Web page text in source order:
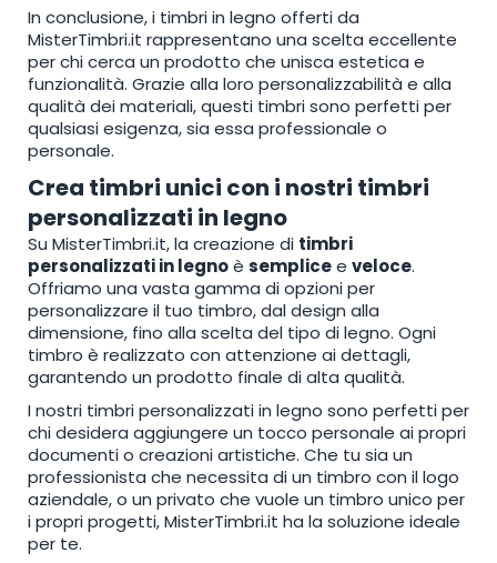
In conclusione, i timbri in legno offerti da
MisterTimbri.it rappresentano una scelta eccellente
per chi cerca un prodotto che unisca estetica e
funzionalità. Grazie alla loro personalizzabilità e alla
qualità dei materiali, questi timbri sono perfetti per
qualsiasi esigenza, sia essa professionale o
personale.
Crea timbri unici con i nostri timbri
personalizzati in legno
Su MisterTimbri.it, la creazione di timbri
personalizzati in legnoè semplicee veloce.
Offriamo una vasta gamma di opzioni per
personalizzare il tuo timbro, dal design alla
dimensione, fino alla scelta del tipo di legno. Ogni
timbro è realizzato con attenzione ai dettagli,
garantendo un prodotto finale di alta qualità.
I nostri timbri personalizzati in legno sono perfetti per
chi desidera aggiungere un tocco personale ai propri
documenti o creazioni artistiche. Che tu sia un
professionista che necessita di un timbro con il logo
aziendale, o un privato che vuole un timbro unico per
i propri progetti, MisterTimbri.it ha la soluzione ideale
per te.